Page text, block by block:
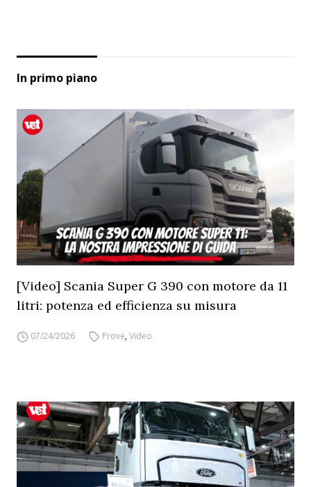
In primo piano
[Video] Scania Super G 390 con motore da 11
litri: potenza ed efficienza su misura
07/24/2026 Prove,Video